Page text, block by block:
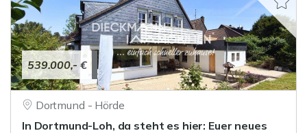
539.000,- €
Dortmund - Hörde
In Dortmund-Loh, da steht es hier: Euer neues